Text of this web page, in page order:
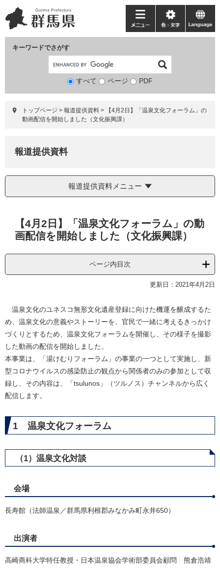
ー
ジ
ニ
ュ
て
キーワードでさがす
検
象
すべて ページ PDF
メ
ニ
ー
色・
文
language
トップページ > 報道提供資料 >
【4月2日】「温泉文化フォーラム」の
動画配信を開始しました（文化振興課）
報道提供資料
報道提供資料メニュー
【4月2日】「温泉文化フォーラム」の動
画配信を開始しました（文化振興課）
ページ内目次
更新日：2021年4月2日
温泉文化のユネスコ無形文化遺産登録に向けた機運を醸成するた
め、温泉文化の意義やストーリーを、官民で一緒に考えるきっかけ
づくりとするため、温泉文化フォーラムを開催し、その様子を撮影
した動画の配信を開始しました。
本事業は、「湯けむりフォーラム」の事業の一つとして実施し、新
型コロナウイルスの感染防止の観点から関係者のみの参加として収
録し、その内容は、「tsulunos」（ツルノス）チャンネルから広く
配信します。
1 温泉文化フォーラム
（1）温泉文化対談
会場
長寿館（法師温泉／群馬県利根郡みなかみ町永井650）
出演者
高崎商科大学特任教授・日本温泉協会学術部委員会顧問 熊倉浩靖